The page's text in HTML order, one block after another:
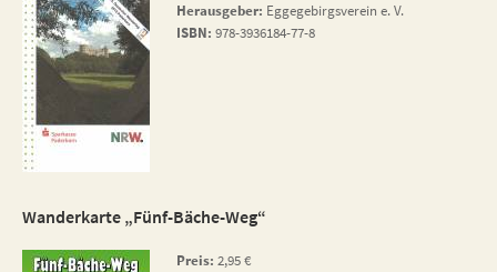
Herausgeber: Eggegebirgsverein e. V.
ISBN: 978-3936184-77-8
Wanderkarte „Fünf-Bäche-Weg“
Preis: 2,95 €